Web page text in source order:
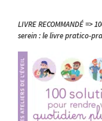
LIVRE RECOMMANDÉ
serein : le livre pratico-